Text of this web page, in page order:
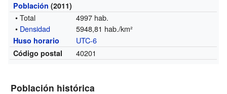
Población (2011)
• Total
4997 hab.
• Densidad 5948,81 hab./km²
Huso horario UTC-6
Código postal 40201
Población histórica